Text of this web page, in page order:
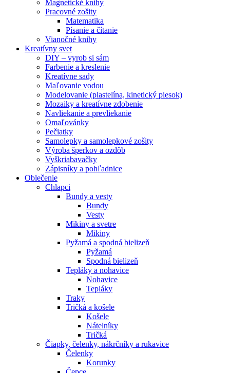
Magnetické knihy
Pracovné zošity
Matematika
Písanie a čítanie
Vianočné knihy
Kreatívny svet
DIY – vyrob si sám
Farbenie a kreslenie
Kreatívne sady
Maľovanie vodou
Modelovanie (plastelína, kinetický piesok)
Mozaiky a kreatívne zdobenie
Navliekanie a prevliekanie
Omaľovánky
Pečiatky
Samolepky a samolepkové zošity
Výroba šperkov a ozdôb
Vyškriabavačky
Zápisníky a pohľadnice
Oblečenie
Chlapci
Bundy a vesty
Bundy
Vesty
Mikiny a svetre
Mikiny
Pyžamá a spodná bielizeň
Pyžamá
Spodná bielizeň
Tepláky a nohavice
Nohavice
Tepláky
Traky
Tričká a košele
Košele
Nátelníky
Tričká
Čiapky, čelenky, nákrčníky a rukavice
Čelenky
Korunky